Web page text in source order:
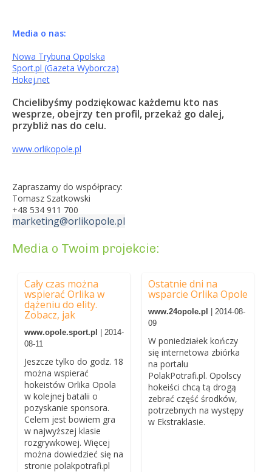
Media o nas:
Nowa Trybuna Opolska
Sport.pl (Gazeta Wyborcza)
Hokej.net
Chcielibyśmy podziękowac każdemu kto nas
wesprze, obejrzy ten profil, przekaż go dalej,
przybliż nas do celu.
www.orlikopole.pl
Zapraszamy do współpracy:
Tomasz Szatkowski
+48 534 911 700
marketing@orlikopole.pl
Media o Twoim projekcie:
Cały czas można
wspierać Orlika w
dążeniu do elity.
Zobacz, jak
www.opole.sport.pl | 2014-
08-11
Jeszcze tylko do godz. 18
można wspierać
hokeistów Orlika Opola
w kolejnej batalii o
pozyskanie sponsora.
Celem jest bowiem gra
w najwyższej klasie
rozgrywkowej. Więcej
można dowiedzieć się na
stronie polakpotrafi.pl
Ostatnie dni na
wsparcie Orlika Opole
www.24opole.pl | 2014-08-
09
W poniedziałek kończy
się internetowa zbiórka
na portalu
PolakPotrafi.pl. Opolscy
hokeiści chcą tą drogą
zebrać część środków,
potrzebnych na występy
w Ekstraklasie.